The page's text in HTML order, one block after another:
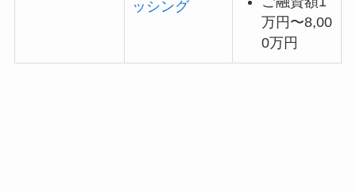
ッシング
万円〜8,00
0万円